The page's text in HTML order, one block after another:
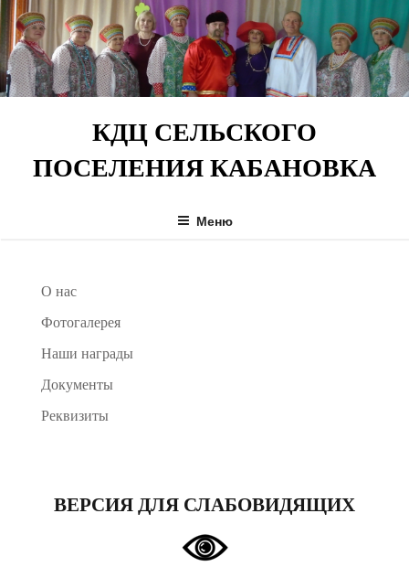
Перейти
к
содержимому
КДЦ СЕЛЬСКОГО
ПОСЕЛЕНИЯ КАБАНОВКА
Меню
О нас
Фотогалерея
Наши награды
Документы
Реквизиты
ВЕРСИЯ ДЛЯ СЛАБОВИДЯЩИХ